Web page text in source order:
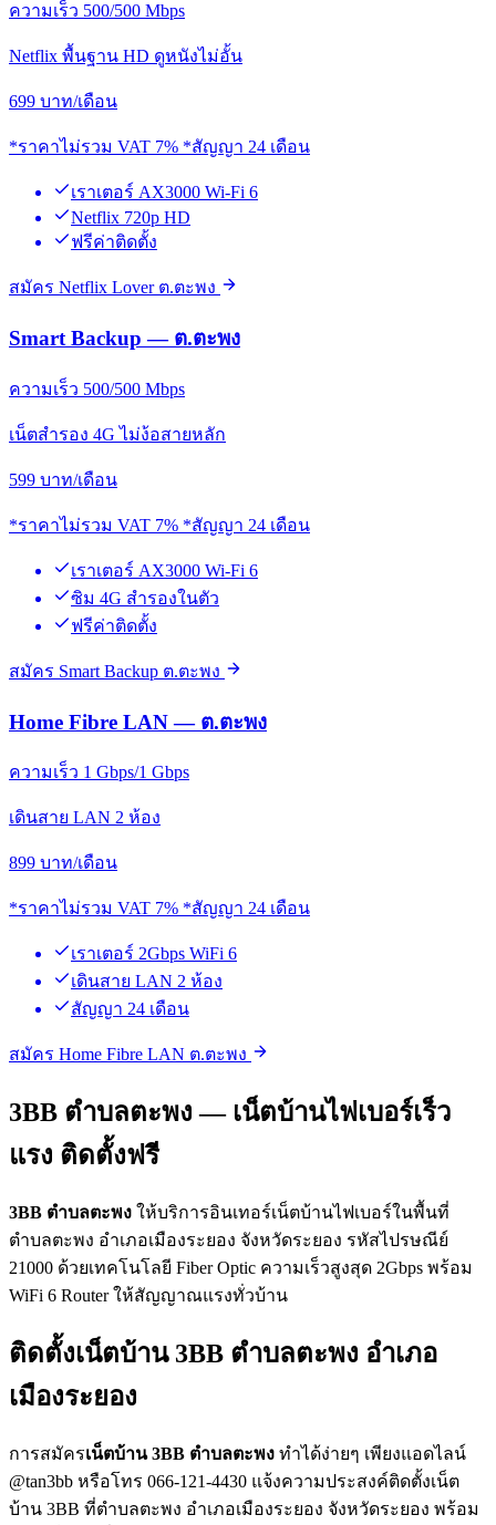
ความเร็ว 500/500 Mbps
Netflix พื้นฐาน HD ดูหนังไม่อั้น
699 บาท/เดือน
*ราคาไม่รวม VAT 7% *สัญญา 24 เดือน
เราเตอร์ AX3000 Wi-Fi 6
Netflix 720p HD
ฟรีค่าติดตั้ง
สมัคร Netflix Lover ต.ตะพง
Smart Backup — ต.ตะพง
ความเร็ว 500/500 Mbps
เน็ตสำรอง 4G ไม่ง้อสายหลัก
599 บาท/เดือน
*ราคาไม่รวม VAT 7% *สัญญา 24 เดือน
เราเตอร์ AX3000 Wi-Fi 6
ซิม 4G สำรองในตัว
ฟรีค่าติดตั้ง
สมัคร Smart Backup ต.ตะพง
Home Fibre LAN — ต.ตะพง
ความเร็ว 1 Gbps/1 Gbps
เดินสาย LAN 2 ห้อง
899 บาท/เดือน
*ราคาไม่รวม VAT 7% *สัญญา 24 เดือน
เราเตอร์ 2Gbps WiFi 6
เดินสาย LAN 2 ห้อง
สัญญา 24 เดือน
สมัคร Home Fibre LAN ต.ตะพง
3BB ตำบลตะพง — เน็ตบ้านไฟเบอร์เร็ว
แรง ติดตั้งฟรี
3BB ตำบลตะพง ให้บริการอินเทอร์เน็ตบ้านไฟเบอร์ในพื้นที่
ตำบลตะพง อำเภอเมืองระยอง จังหวัดระยอง รหัสไปรษณีย์
21000 ด้วยเทคโนโลยี Fiber Optic ความเร็วสูงสุด 2Gbps พร้อม
WiFi 6 Router ให้สัญญาณแรงทั่วบ้าน
ติดตั้งเน็ตบ้าน 3BB ตำบลตะพง อำเภอ
เมืองระยอง
การสมัครเน็ตบ้าน 3BB ตำบลตะพง ทำได้ง่ายๆ เพียงแอดไลน์
@tan3bb หรือโทร 066-121-4430 แจ้งความประสงค์ติดตั้งเน็ต
บ้าน 3BB ที่ตำบลตะพง อำเภอเมืองระยอง จังหวัดระยอง พร้อม